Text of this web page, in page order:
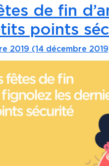
de fin
points
2019 (14 décembre